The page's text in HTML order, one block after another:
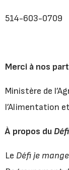
514-603-0709
Merci à nos
Ministère de
l’Alimentation
À propos du
Le Défi je